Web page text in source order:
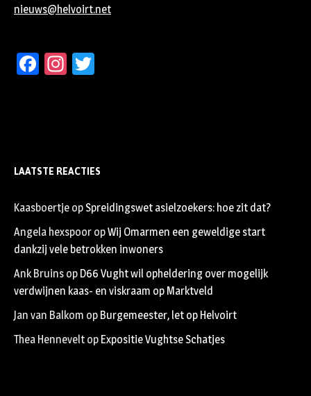
nieuws@helvoirt.net
Facebook
Instagram
LAATSTE REACTIES
Kaasboertje op Spreidingswet asielzoekers: hoe zit dat?
Angela hexspoor opWij Omarmen een geweldige start
dankzij vele betrokken inwoners
Ank Bruins op D66 Vught wil opheldering over mogelijk
verdwijnen kaas- en viskraam op Marktveld
Jan van Balkom op Burgemeester, let op Helvoirt
Thea Hennevelt op Expositie Vughtse Schatjes